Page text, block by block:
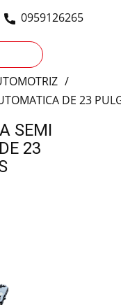
​0959126265
Automotriz
/
DE 23
SEMI
23